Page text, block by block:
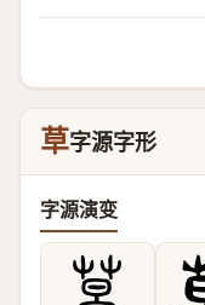
草字源字形
字源演变